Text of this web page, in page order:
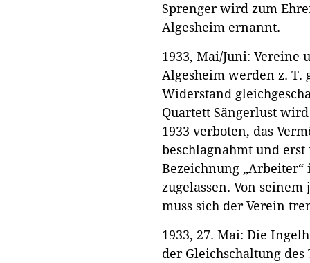
Sprenger wird zum
Algesheim ernannt.
1933, Mai/Juni: Vereine
Algesheim werden z. T.
Widerstand
Quartett Sängerlust
1933 verboten, das
beschlagnahmt und
Bezeichnung
zugelassen. Von
muss sich der Verein
1933, 27. Mai: Die
der Gleichschaltung des